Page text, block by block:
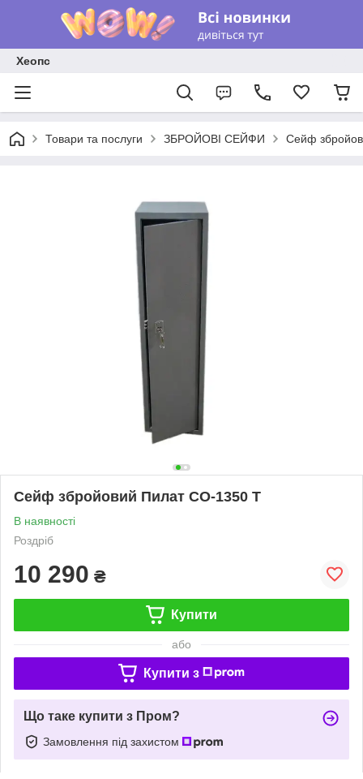
Хеопс
Товари та послуги ЗБРОЙОВІ СЕЙФИ Сейф
Сейф збройовий Пилат СО-1350 Т
В наявності
Роздріб
10 290 ₴
Купити
або
Купити з
Що таке купити з Пром?
Замовлення під захистом